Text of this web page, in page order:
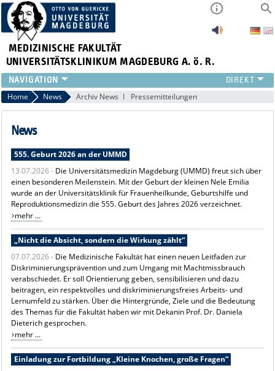
MEDIZINISCHE FAKULTÄT
UNIVERSITÄTSKLINIKUM MAGDEBURG A. ö. R.
INSTITUTE
KLINIKEN
ZENTRALE EINRICHTUNGEN
PRESSE
ÜBER UNS
INTERNATIONAL
INTRANET
Home News Archiv News Pressemitteilungen
News
555. Geburt 2026 an der UMMD
13.07.2026 - Die Universitätsmedizin Magdeburg (UMMD) freut sich über
einen besonderen Meilenstein. Mit der Geburt der kleinen Nele Emilia
wurde an der Universitätsklinik für Frauenheilkunde, Geburtshilfe und
Reproduktionsmedizin die 555. Geburt des Jahres 2026 verzeichnet.
mehr ...
„Nicht die Absicht, sondern die Wirkung zählt“
07.07.2026 - Die Medizinische Fakultät hat einen neuen Leitfaden zur
Diskriminierungsprävention und zum Umgang mit Machtmissbrauch
verabschiedet. Er soll Orientierung geben, sensibilisieren und dazu
beitragen, ein respektvolles und diskriminierungsfreies Arbeits- und
Lernumfeld zu stärken. Über die Hintergründe, Ziele und die Bedeutung
des Themas für die Fakultät haben wir mit Dekanin Prof. Dr. Daniela
Dieterich gesprochen.
mehr ...
Einladung zur Fortbildung „Kleine Knochen, große Fragen“